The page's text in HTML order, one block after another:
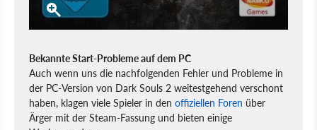
Bekannte Start-Probleme auf dem PC
Auch wenn uns die nachfolgenden Fehler und Probleme in
der PC-Version von Dark Souls 2 weitestgehend verschont
haben, klagen viele Spieler in den offiziellen Foren über
Ärger mit der Steam-Fassung und bieten einige